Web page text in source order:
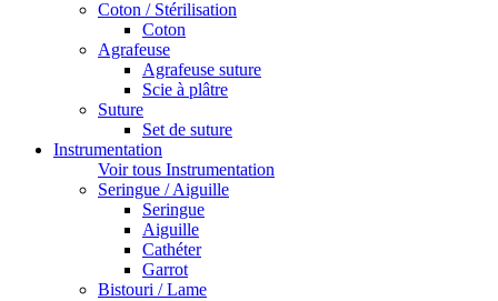
Coton / Stérilisation
Coton
Agrafeuse
Agrafeuse suture
Scie à plâtre
Suture
Set de suture
Instrumentation
Voir tous Instrumentation
Seringue / Aiguille
Seringue
Aiguille
Cathéter
Garrot
Bistouri / Lame